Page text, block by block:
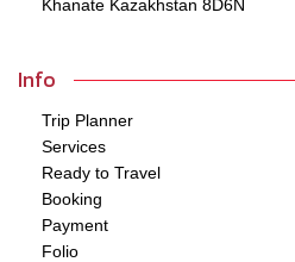
Khanate Kazakhstan 8D6N
Info
Trip Planner
Services
Ready to Travel
Booking
Payment
Folio